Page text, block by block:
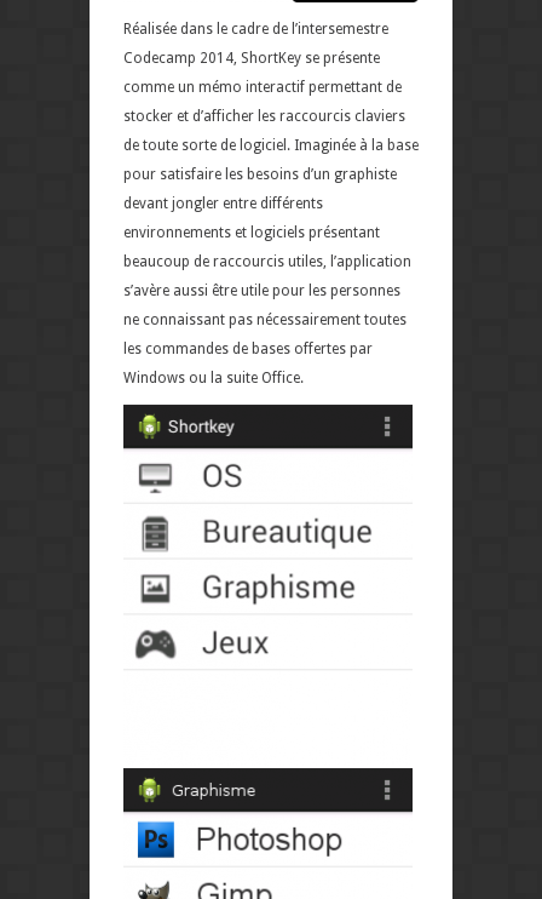
Réalisée dans le cadre de l’intersemestre
Codecamp 2014, ShortKey se présente
comme un mémo interactif permettant de
stocker et d’afficher les raccourcis claviers
de toute sorte de logiciel. Imaginée à la base
pour satisfaire les besoins d’un graphiste
devant jongler entre différents
environnements et logiciels présentant
beaucoup de raccourcis utiles, l’application
s’avère aussi être utile pour les personnes
ne connaissant pas nécessairement toutes
les commandes de bases offertes par
Windows ou la suite Office.